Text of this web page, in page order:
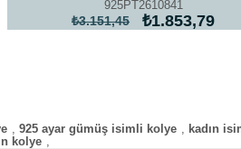
925PT2610841
₺1.853,79
₺3.151,45
, 925 ayar gümüş isimli kolye , kadın
kolye ,